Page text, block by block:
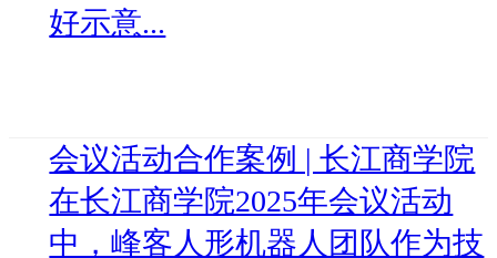
好示意...
会议活动合作案例 | 长江商学院
在长江商学院2025年会议活动
中，峰客人形机器人团队作为技